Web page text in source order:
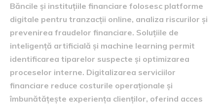
Băncile și instituțiile financiare folosesc platforme
digitale pentru tranzacții online, analiza riscurilor și
prevenirea fraudelor financiare. Soluțiile de
inteligență artificială și machine learning permit
identificarea tiparelor suspecte și optimizarea
proceselor interne. Digitalizarea serviciilor
financiare reduce costurile operaționale și
îmbunătățește experiența clienților, oferind acces